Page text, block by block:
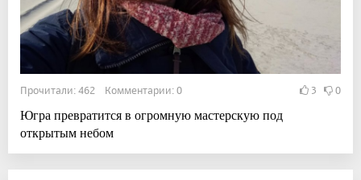
Прочитали: 462 Комментарии: 0 3 0
Югра превратится в огромную мастерскую под
открытым небом